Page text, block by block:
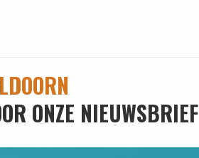
ONZE NIEUWSBRIEF